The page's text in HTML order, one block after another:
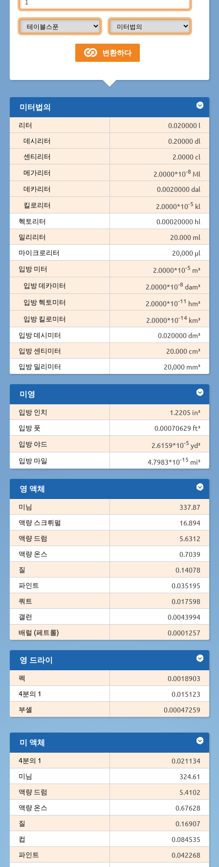
미터법의
리터
0.020000 l
데시리터
0.20000 dl
센티리터
2.0000 cl
메가리터
2.0000*10-8 Ml
데카리터
0.0020000 dal
킬로리터
2.0000*10-5 kl
헥토리터
0.00020000 hl
밀리리터
20.000 ml
마이크로리터
20,000 µl
입방 미터
2.0000*10-5 m³
입방 데카미터
2.0000*10-8 dam³
입방 헥토미터
2.0000*10-11 hm³
입방 킬로미터
2.0000*10-14 km³
입방 데시미터
0.020000 dm³
입방 센티미터
20.000 cm³
입방 밀리미터
20,000 mm³
미영
입방 인치
1.2205 in³
입방 풋
0.00070629 ft³
입방 야드
2.6159*10-5 yd³
입방 마일
4.7983*10-15 mi³
영 액체
미님
337.87
액량 스크뤼펄
16.894
액량 드럼
5.6312
액량 온스
0.7039
질
0.14078
파인트
0.035195
쿼트
0.017598
갤런
0.0043994
배럴 (페트롤)
0.0001257
영 드라이
펙
0.0018903
4분의 1
0.015123
부셸
0.00047259
미 액체
4분의 1
0.021134
미님
324.61
액량 드럼
5.4102
액량 온스
0.67628
질
0.16907
컵
0.084535
파인트
0.042268